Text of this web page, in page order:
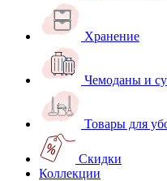
Хранение
Чемоданы и
Товары для
Скидки
Коллекции